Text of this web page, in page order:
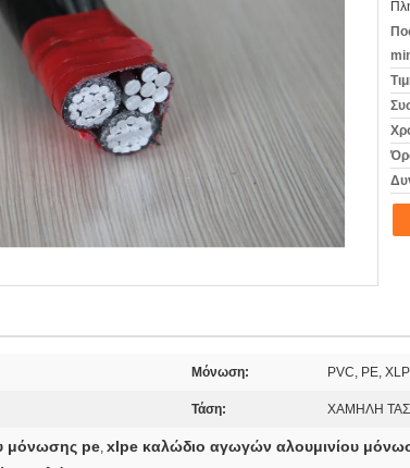
Μόνωση: PVC, PE,
Τάση: ΧΑΜΗΛΗ
μόνωσης pe, xlpe καλώδιο αγωγών αλουμινίου